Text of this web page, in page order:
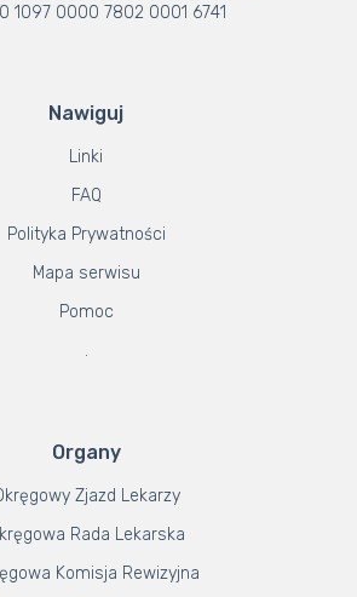
1097 0000 7802 0001 6741
Nawiguj
Linki
FAQ
Polityka Prywatności
Mapa serwisu
Pomoc
.
Organy
Zjazd Lekarzy
Rada Lekarska
Komisja Rewizyjna